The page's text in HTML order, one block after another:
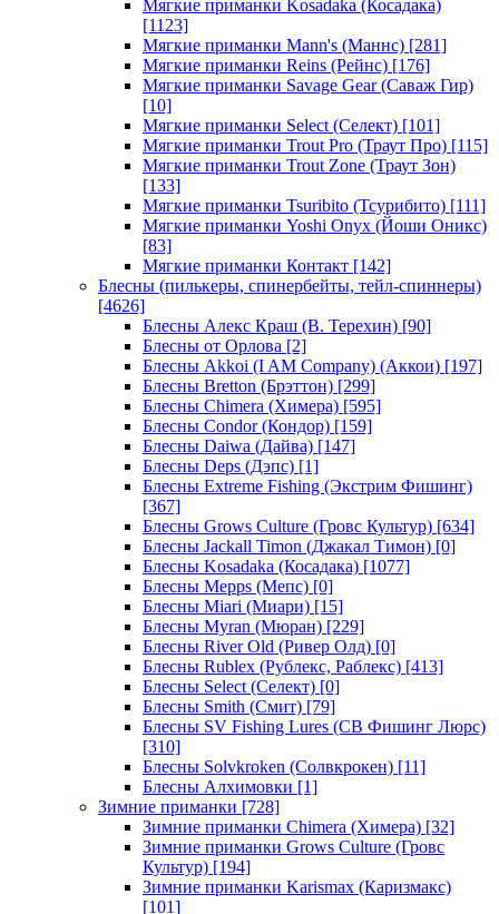
Мягкие приманки Kosadaka (Косадака)
[1123]
Мягкие приманки Mann's (Маннс) [281]
Мягкие приманки Reins (Рейнс) [176]
Мягкие приманки Savage Gear (Саваж Гир)
[10]
Мягкие приманки Select (Селект) [101]
Мягкие приманки Trout Pro (Траут Про) [115]
Мягкие приманки Trout Zone (Траут Зон)
[133]
Мягкие приманки Tsuribito (Тсурибито) [111]
Мягкие приманки Yoshi Onyx (Йоши Оникс)
[83]
Мягкие приманки Контакт [142]
Блесны (пилькеры, спинербейты, тейл-спиннеры)
[4626]
Блесны Алекс Краш (В. Терехин) [90]
Блесны от Орлова [2]
Блесны Akkoi (I AM Company) (Аккои) [197]
Блесны Bretton (Брэттон) [299]
Блесны Chimera (Химера) [595]
Блесны Condor (Кондор) [159]
Блесны Daiwa (Дайва) [147]
Блесны Deps (Дэпс) [1]
Блесны Extreme Fishing (Экстрим Фишинг)
[367]
Блесны Grows Culture (Гровс Культур) [634]
Блесны Jackall Timon (Джакал Тимон) [0]
Блесны Kosadaka (Косадака) [1077]
Блесны Mepps (Мепс) [0]
Блесны Miari (Миари) [15]
Блесны Myran (Мюран) [229]
Блесны River Old (Ривер Олд) [0]
Блесны Rublex (Рублекс, Раблекс) [413]
Блесны Select (Селект) [0]
Блесны Smith (Смит) [79]
Блесны SV Fishing Lures (СВ Фишинг Люрс)
[310]
Блесны Solvkroken (Солвкрокен) [11]
Блесны Алхимовки [1]
Зимние приманки [728]
Зимние приманки Chimera (Химера) [32]
Зимние приманки Grows Culture (Гровс
Культур) [194]
Зимние приманки Karismax (Каризмакс)
[101]